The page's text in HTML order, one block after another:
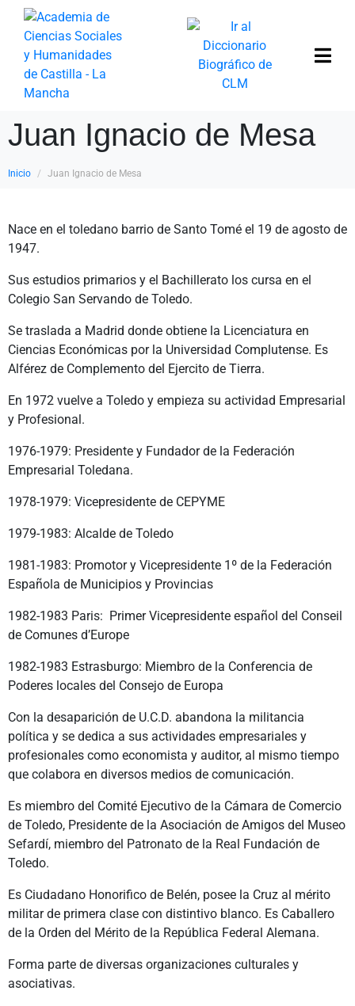
Juan Ignacio de Mesa
Inicio Juan Ignacio de Mesa
Nace en el toledano barrio de Santo Tomé el 19 de agosto de
1947.
Sus estudios primarios y el Bachillerato los cursa en el
Colegio San Servando de Toledo.
Se traslada a Madrid donde obtiene la Licenciatura en
Ciencias Económicas por la Universidad Complutense. Es
Alférez de Complemento del Ejercito de Tierra.
En 1972 vuelve a Toledo y empieza su actividad Empresarial
y Profesional.
1976-1979: Presidente y Fundador de la Federación
Empresarial Toledana.
1978-1979: Vicepresidente de CEPYME
1979-1983: Alcalde de Toledo
1981-1983: Promotor y Vicepresidente 1º de la Federación
Española de Municipios y Provincias
1982-1983 Paris: Primer Vicepresidente español del Conseil
de Comunes d’Europe
1982-1983 Estrasburgo: Miembro de la Conferencia de
Poderes locales del Consejo de Europa
Con la desaparición de U.C.D. abandona la militancia
política y se dedica a sus actividades empresariales y
profesionales como economista y auditor, al mismo tiempo
que colabora en diversos medios de comunicación.
Es miembro del Comité Ejecutivo de la Cámara de Comercio
de Toledo, Presidente de la Asociación de Amigos del Museo
Sefardí, miembro del Patronato de la Real Fundación de
Toledo.
Es Ciudadano Honorifico de Belén, posee la Cruz al mérito
militar de primera clase con distintivo blanco. Es Caballero
de la Orden del Mérito de la República Federal Alemana.
Forma parte de diversas organizaciones culturales y
asociativas.